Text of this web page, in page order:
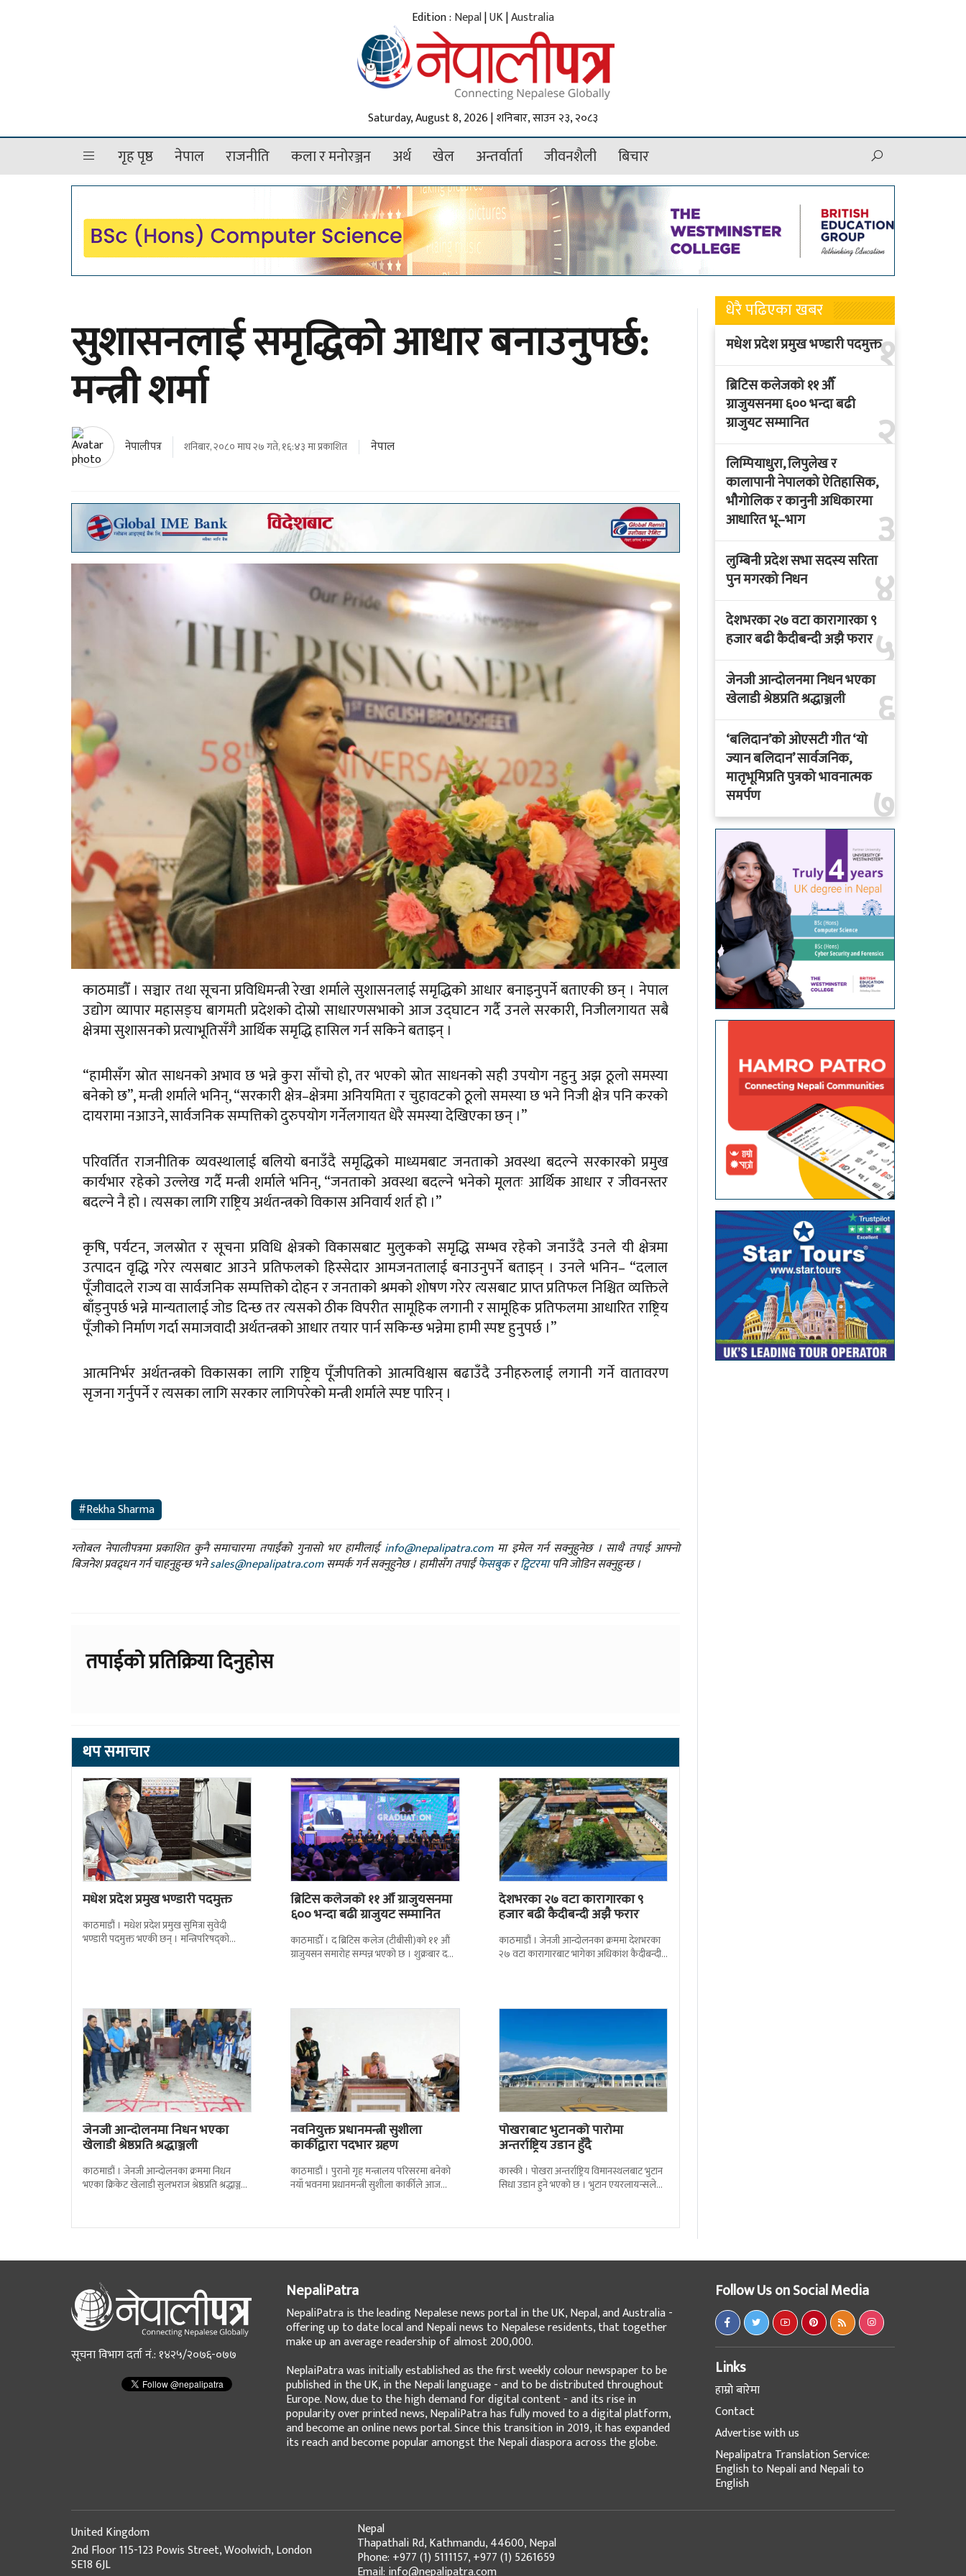
Edition : Nepal|UK|Australia
Saturday, August 8, 2026 | शनिबार, साउन २३, २०८३
गृह पृष्ठ नेपाल राजनीति कला र मनोरञ्जन अर्थ खेल अन्तर्वार्ता जीवनशैली बिचार
सुशासनलाई समृद्धिको आधार बनाउनुपर्छ:
मन्त्री शर्मा
नेपालीपत्र शनिबार, २०८० माघ २७ गते, १६:४३ मा प्रकाशित नेपाल
काठमाडौँ । सञ्चार तथा सूचना प्रविधिमन्त्री रेखा शर्माले सुशासनलाई समृद्धिको आधार बनाइनुपर्ने बताएकी छन् । नेपाल
उद्योग व्यापार महासङ्घ बागमती प्रदेशको दोस्रो साधारणसभाको आज उद्घाटन गर्दै उनले सरकारी, निजीलगायत सबै
क्षेत्रमा सुशासनको प्रत्याभूतिसँगै आर्थिक समृद्धि हासिल गर्न सकिने बताइन् ।
“हामीसँग स्रोत साधनको अभाव छ भन्ने कुरा साँचो हो, तर भएको स्रोत साधनको सही उपयोग नहुनु अझ ठूलो समस्या
बनेको छ”, मन्त्री शर्माले भनिन्, “सरकारी क्षेत्र–क्षेत्रमा अनियमिता र चुहावटको ठूलो समस्या छ भने निजी क्षेत्र पनि करको
दायरामा नआउने, सार्वजनिक सम्पत्तिको दुरुपयोग गर्नेलगायत धेरै समस्या देखिएका छन् ।”
परिवर्तित राजनीतिक व्यवस्थालाई बलियो बनाउँदै समृद्धिको माध्यमबाट जनताको अवस्था बदल्ने सरकारको प्रमुख
कार्यभार रहेको उल्लेख गर्दै मन्त्री शर्माले भनिन्, “जनताको अवस्था बदल्ने भनेको मूलतः आर्थिक आधार र जीवनस्तर
बदल्ने नै हो । त्यसका लागि राष्ट्रिय अर्थतन्त्रको विकास अनिवार्य शर्त हो ।”
कृषि, पर्यटन, जलस्रोत र सूचना प्रविधि क्षेत्रको विकासबाट मुलुकको समृद्धि सम्भव रहेको जनाउँदै उनले यी क्षेत्रमा
उत्पादन वृद्धि गरेर त्यसबाट आउने प्रतिफलको हिस्सेदार आमजनतालाई बनाउनुपर्ने बताइन् । उनले भनिन– “दलाल
पूँजीवादले राज्य वा सार्वजनिक सम्पत्तिको दोहन र जनताको श्रमको शोषण गरेर त्यसबाट प्राप्त प्रतिफल निश्चित व्यक्तिले
बाँड्नुपर्छ भन्ने मान्यतालाई जोड दिन्छ तर त्यसको ठीक विपरीत सामूहिक लगानी र सामूहिक प्रतिफलमा आधारित राष्ट्रिय
पूँजीको निर्माण गर्दा समाजवादी अर्थतन्त्रको आधार तयार पार्न सकिन्छ भन्नेमा हामी स्पष्ट हुनुपर्छ ।”
आत्मनिर्भर अर्थतन्त्रको विकासका लागि राष्ट्रिय पूँजीपतिको आत्मविश्वास बढाउँदै उनीहरुलाई लगानी गर्ने वातावरण
सृजना गर्नुपर्ने र त्यसका लागि सरकार लागिपरेको मन्त्री शर्माले स्पष्ट पारिन् ।
#Rekha Sharma
ग्लोबल नेपालीपत्रमा प्रकाशित कुनै समाचारमा तपाईंको गुनासो भए हामीलाईinfo@nepalipatra.comमा इमेल गर्न सक्नुहुनेछ । साथै तपाई आफ्नो
बिजनेश प्रवद्र्धन गर्न चाहनुहुन्छ भनेsales@nepalipatra.comसम्पर्क गर्न सक्नुहुनेछ । हामीसँग तपाईंफेसबुकरट्विटरमापनि जोडिन सक्नुहुन्छ ।
तपाईको प्रतिक्रिया दिनुहोस
थप समाचार
मधेश प्रदेश प्रमुख भण्डारी पदमुक्त
काठमाडौं । मधेश प्रदेश प्रमुख सुमित्रा सुवेदी
भण्डारी पदमुक्त भएकी छन् । मन्त्रिपरिषद्को
ब्रिटिस कलेजको ११ औँ ग्राजुयसनमा
६०० भन्दा बढी ग्राजुयट सम्मानित
काठमाडौँ । द ब्रिटिस कलेज (टीबीसी)को ११ औं
ग्राजुयसन समारोह सम्पन्न भएको छ । शुक्रबार द
देशभरका २७ वटा कारागारका ९
हजार बढी कैदीबन्दी अझै फरार
काठमाडौं । जेनजी आन्दोलनका क्रममा देशभरका
२७ वटा कारागारबाट भागेका अधिकांश कैदीबन्दी
जेनजी आन्दोलनमा निधन भएका
खेलाडी श्रेष्ठप्रति श्रद्धाञ्जली
काठमाडौं । जेनजी आन्दोलनका क्रममा निधन
भएका क्रिकेट खेलाडी सुलभराज श्रेष्ठप्रति श्रद्धाञ्जली
नवनियुक्त प्रधानमन्त्री सुशीला
कार्कीद्वारा पदभार ग्रहण
काठमाडौं । पुरानो गृह मन्त्रालय परिसरमा बनेको
नयाँ भवनमा प्रधानमन्त्री सुशीला कार्कीले आज
पोखराबाट भुटानको पारोमा
अन्तर्राष्ट्रिय उडान हुँदै
कास्की । पोखरा अन्तर्राष्ट्रिय विमानस्थलबाट भुटान
सिधा उडान हुने भएको छ । भुटान एयरलायन्सले
धेरै पढिएका खबर
१
मधेश प्रदेश प्रमुख भण्डारी पदमुक्त
२
ब्रिटिस कलेजको ११ औँ
ग्राजुयसनमा ६०० भन्दा बढी
ग्राजुयट सम्मानित
३
लिम्पियाधुरा, लिपुलेख र
कालापानी नेपालको ऐतिहासिक,
भौगोलिक र कानुनी अधिकारमा
आधारित भू–भाग
४
लुम्बिनी प्रदेश सभा सदस्य सरिता
पुन मगरको निधन
५
देशभरका २७ वटा कारागारका ९
हजार बढी कैदीबन्दी अझै फरार
६
जेनजी आन्दोलनमा निधन भएका
खेलाडी श्रेष्ठप्रति श्रद्धाञ्जली
७
‘बलिदान’को ओएसटी गीत ‘यो
ज्यान बलिदान’ सार्वजनिक,
मातृभूमिप्रति पुत्रको भावनात्मक
समर्पण
सूचना विभाग दर्ता नं.: १४२५/२०७६-०७७
NepaliPatra
NepaliPatra is the leading Nepalese news portal in the UK, Nepal, and Australia -
offering up to date local and Nepali news to Nepalese residents, that together
make up an average readership of almost 200,000.
NeplaiPatra was initially established as the first weekly colour newspaper to be
published in the UK, in the Nepali language - and to be distributed throughout
Europe. Now, due to the high demand for digital content - and its rise in
popularity over printed news, NepaliPatra has fully moved to a digital platform,
and become an online news portal. Since this transition in 2019, it has expanded
its reach and become popular amongst the Nepali diaspora across the globe.
Follow Us on Social Media
Links
हाम्रो बारेमा
Contact
Advertise with us
Nepalipatra Translation Service:
English to Nepali and Nepali to
English
United Kingdom
2nd Floor 115-123 Powis Street, Woolwich, London
SE18 6JL
Nepal
Thapathali Rd, Kathmandu, 44600, Nepal
Phone: +977 (1) 5111157, +977 (1) 5261659
Email: info@nepalipatra.com